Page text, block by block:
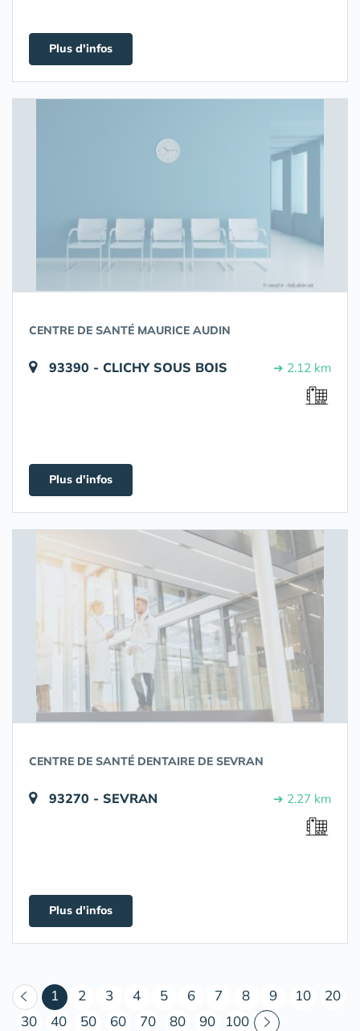
Plus d'infos
CENTRE DE SANTÉ MAURICE AUDIN
93390 - CLICHY SOUS BOIS ➔ 2.12 km
Plus d'infos
CENTRE DE SANTÉ DENTAIRE DE SEVRAN
93270 - SEVRAN ➔ 2.27 km
Plus d'infos
1 (courant)
2 3 4 5 6 7 8 9 10
20
30
40 50 60 70 80 90 100